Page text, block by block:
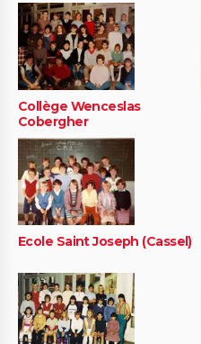
Collège Wenceslas
Cobergher
Ecole Saint Joseph (Cassel)